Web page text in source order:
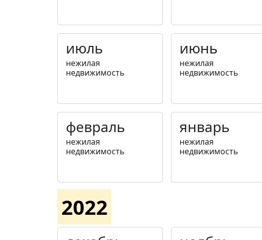
июль
нежилая
недвижимость
июнь
нежилая
недвижимость
февраль
нежилая
недвижимость
январь
нежилая
недвижимость
2022